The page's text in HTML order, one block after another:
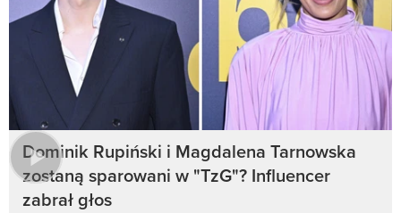
Dominik Rupiński i Magdalena Tarnowska
zostaną sparowani w "TzG"? Influencer
zabrał głos